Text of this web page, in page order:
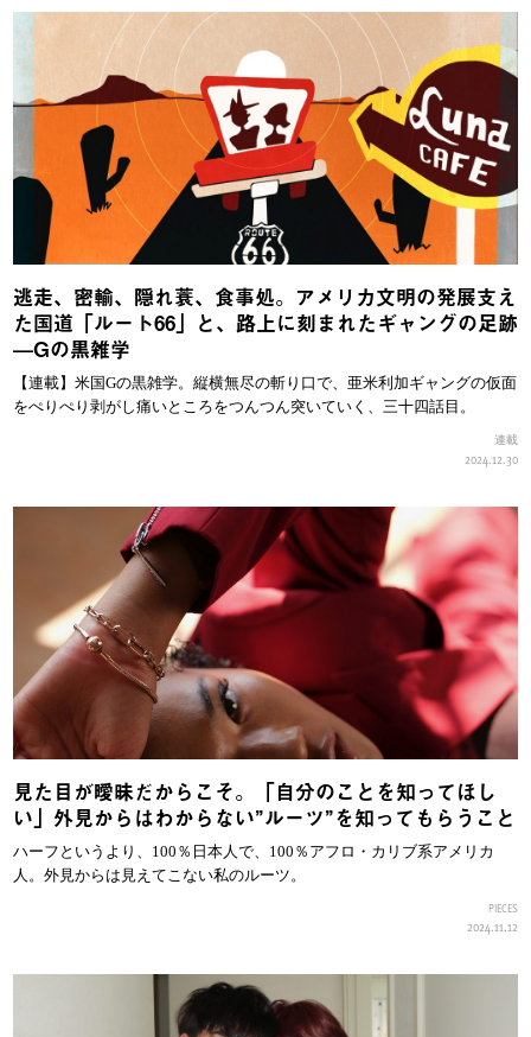
逃走、密輸、隠れ蓑、食事処。アメリカ文明の発展支え
た国道「ルート66」と、路上に刻まれたギャングの足跡
—Gの黒雑学
【連載】米国Gの黒雑学。縦横無尽の斬り口で、亜米利加ギャングの仮面
をぺりぺり剥がし痛いところをつんつん突いていく、三十四話目。
連載
2024.12.30
見た目が曖昧だからこそ。「自分のことを知ってほし
い」外見からはわからない”ルーツ”を知ってもらうこと
ハーフというより、100％日本人で、100％アフロ・カリブ系アメリカ
人。外見からは見えてこない私のルーツ。
PIECES
2024.11.12